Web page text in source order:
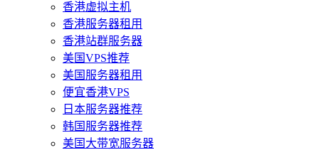
香港虚拟主机
香港服务器租用
香港站群服务器
美国VPS推荐
美国服务器租用
便宜香港VPS
日本服务器推荐
韩国服务器推荐
美国大带宽服务器